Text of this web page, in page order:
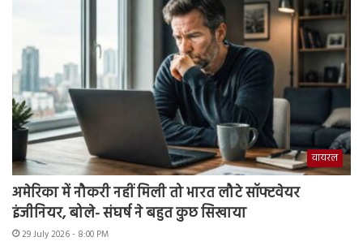
वायरल
अमेरिका में नौकरी नहीं मिली तो भारत लौटे सॉफ्टवेयर
इंजीनियर, बोले- संघर्ष ने बहुत कुछ सिखाया
29 July 2026 - 8:00 PM